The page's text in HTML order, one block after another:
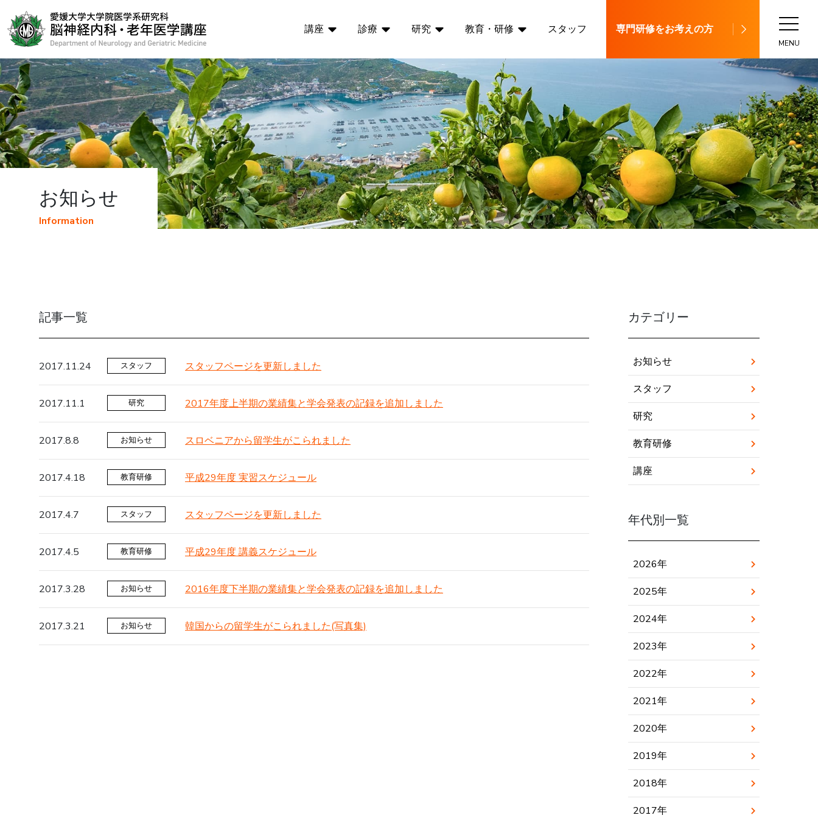
講座 診療 研究 教育・研修 スタッフ 専門研修をお考えの方
MENU
お知らせ
Information
記事一覧
2017.11.24 スタッフ スタッフページを更新しました
2017.11.1 研究 2017年度上半期の業績集と学会発表の記録を追加しました
2017.8.8 お知らせ スロベニアから留学生がこられました
2017.4.18 教育研修 平成29年度 実習スケジュール
2017.4.7 スタッフ スタッフページを更新しました
2017.4.5 教育研修 平成29年度 講義スケジュール
2017.3.28 お知らせ 2016年度下半期の業績集と学会発表の記録を追加しました
2017.3.21 お知らせ 韓国からの留学生がこられました(写真集)
カテゴリー
お知らせ
スタッフ
研究
教育研修
講座
年代別一覧
2026年
2025年
2024年
2023年
2022年
2021年
2020年
2019年
2018年
2017年